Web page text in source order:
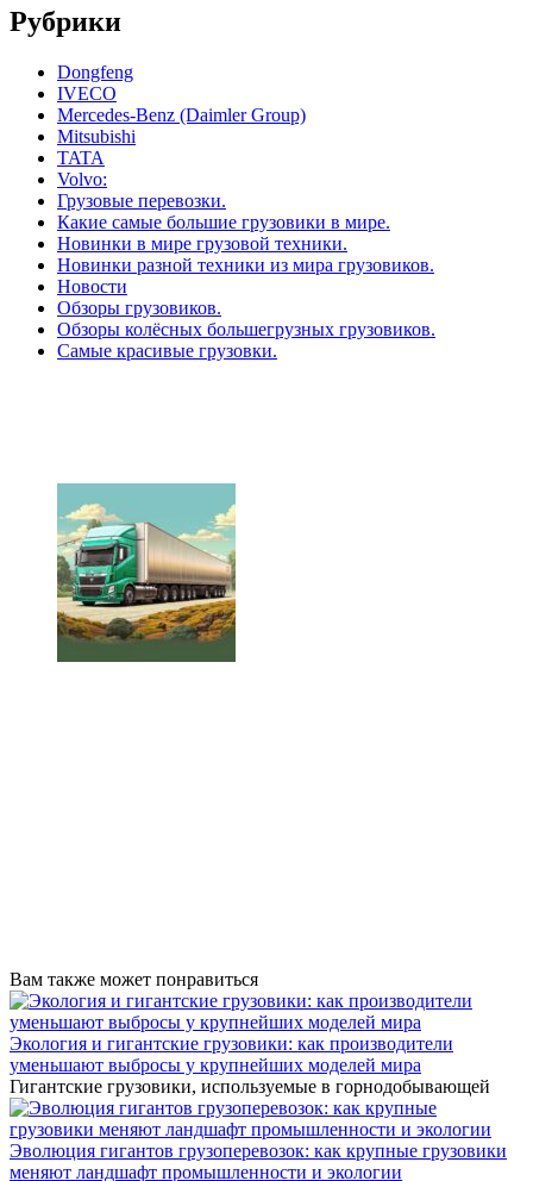
Рубрики
Dongfeng
IVECO
Mercedes-Benz (Daimler Group)
Mitsubishi
TATA
Volvo:
Грузовые перевозки.
Какие самые большие грузовики в мире.
Новинки в мире грузовой техники.
Новинки разной техники из мира грузовиков.
Новости
Обзоры грузовиков.
Обзоры колёсных большегрузных грузовиков.
Самые красивые грузовки.
Вам также может понравиться
Экология и гигантские грузовики: как производители
уменьшают выбросы у крупнейших моделей мира
Гигантские грузовики, используемые в горнодобывающей
Эволюция гигантов грузоперевозок: как крупные грузовики
меняют ландшафт промышленности и экологии